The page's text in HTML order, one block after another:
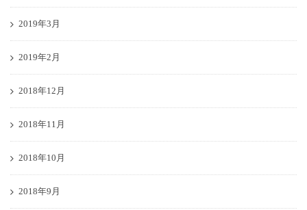
2019年3月
2019年2月
2018年12月
2018年11月
2018年10月
2018年9月